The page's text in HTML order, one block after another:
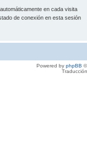
en cada visita
de conexión en esta sesión
Powered by phpBB